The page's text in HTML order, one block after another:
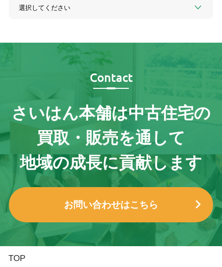
Contact
さいはん本舗は中古住宅の
買取・販売を通して
地域の成長に貢献します
お問い合わせはこちら
TOP